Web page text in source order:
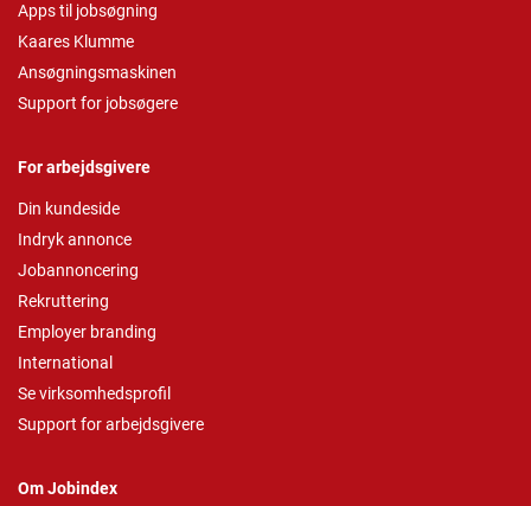
Apps til jobsøgning
Kaares Klumme
Ansøgningsmaskinen
Support for jobsøgere
For arbejdsgivere
Din kundeside
Indryk annonce
Jobannoncering
Rekruttering
Employer branding
International
Se virksomhedsprofil
Support for arbejdsgivere
Om Jobindex